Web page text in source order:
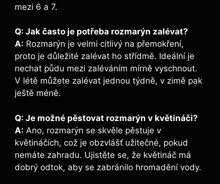
mezi⁢ 6 ⁤a ⁣7.
Q:⁣ Jak často je potřeba rozmarýn zalévat?
A: Rozmarýn je velmi citlivý na přemokření,
proto je důležité zalévat‍ ho ​střídmě. Ideální je
nechat půdu mezi ⁢zaléváním mírně vyschnout.
V létě můžete zalévat jednou týdně, v zimě⁢ pak
ještě méně.
Q: Je možné pěstovat ⁤rozmarýn v květináči?
A: ⁣Ano, rozmarýn​ se​ skvěle⁤ pěstuje v
květináčích, což je obzvlášť užitečné, pokud
⁢nemáte zahradu. Ujistěte se, ⁤že květináč​ má
dobrý odtok, ⁤aby se zabránilo⁢ hromadění vody.